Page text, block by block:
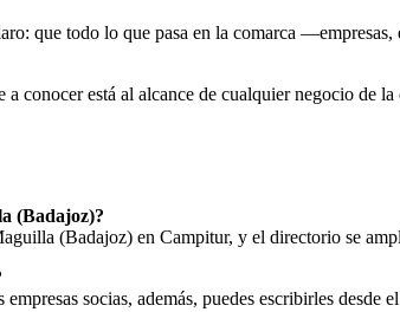
que todo lo que pasa en la comarca
conocer está al alcance de cualquier negocio de
(Badajoz)?
(Badajoz) en Campitur, y el directorio se
socias, además, puedes escribirles desde